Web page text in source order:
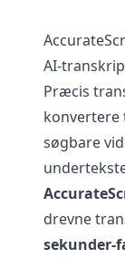
AI-
Præcis
konvertere
søgbare
drevne
sekunder-